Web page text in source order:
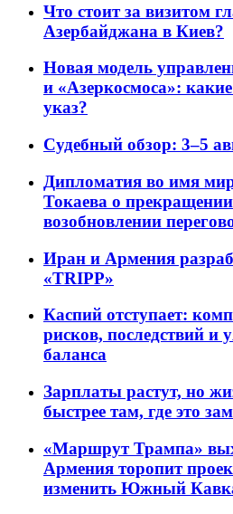
Что стоит за визитом
Азербайджана в Киев?
Новая модель
и «Азеркосмоса»:
указ?
Судебный обзор: 3–5
Дипломатия во имя
Токаева о
возобновлении
Иран и Армения
«TRIPP»
Каспий отступает:
рисков, последствий и
баланса
Зарплаты растут, но
быстрее там, где это
«Маршрут Трампа»
Армения торопит
изменить Южный